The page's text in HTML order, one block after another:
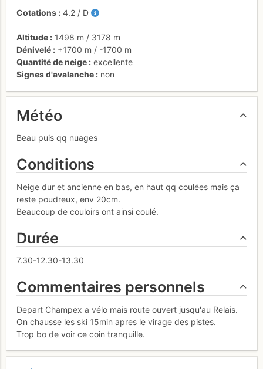
Cotations 4.2 / D
Altitude 1498 m / 3178 m
Dénivelé
+1700 m / -1700 m
Quantité de neige
excellente
Signes d'avalanche
non
Météo
Beau puis qq nuages
Conditions
Neige dur et ancienne en bas, en haut qq coulées mais ça
reste poudreux, env 20cm.
Beaucoup de couloirs ont ainsi coulé.
Durée
7.30-12.30-13.30
Commentaires personnels
Depart Champex a vélo mais route ouvert jusqu'au Relais.
On chausse les ski 15min apres le virage des pistes.
Trop bo de voir ce coin tranquille.